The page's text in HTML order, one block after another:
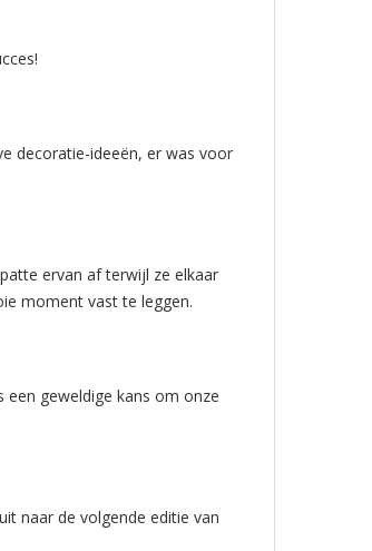
decoratie-ideeën, er was voor
ervan af terwijl ze elkaar
moment vast te leggen.
geweldige kans om onze
naar de volgende editie van